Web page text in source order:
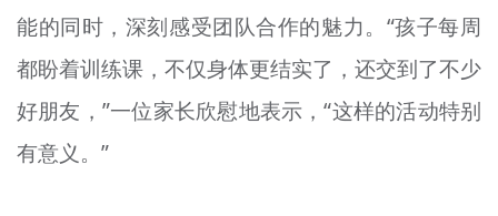
能的同时，深刻感受团队合作的魅力。“孩子每周
都盼着训练课，不仅身体更结实了，还交到了不少
好朋友，”一位家长欣慰地表示，“这样的活动特别
有意义。”